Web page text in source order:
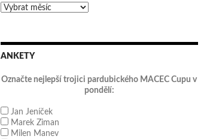
Archivy
ANKETY
Označte nejlepší trojici pardubického MACEC Cupu v
pondělí:
Jan Jeníček
Marek Ziman
Milen Manev